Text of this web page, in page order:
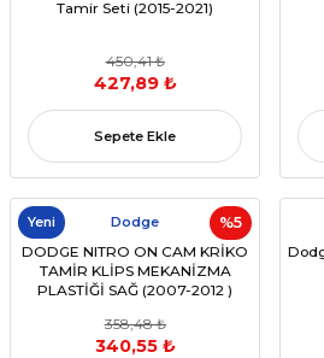
Tamir Seti (2015-2021)
450,41 ₺
427,89 ₺
Sepete Ekle
%5
Yeni Dodge
DODGE NITRO ON CAM KRİKO
TAMİR KLİPS MEKANİZMA
PLASTİĞİ SAĞ (2007-2012 )
,55360036AE)
358,48 ₺
340,55 ₺